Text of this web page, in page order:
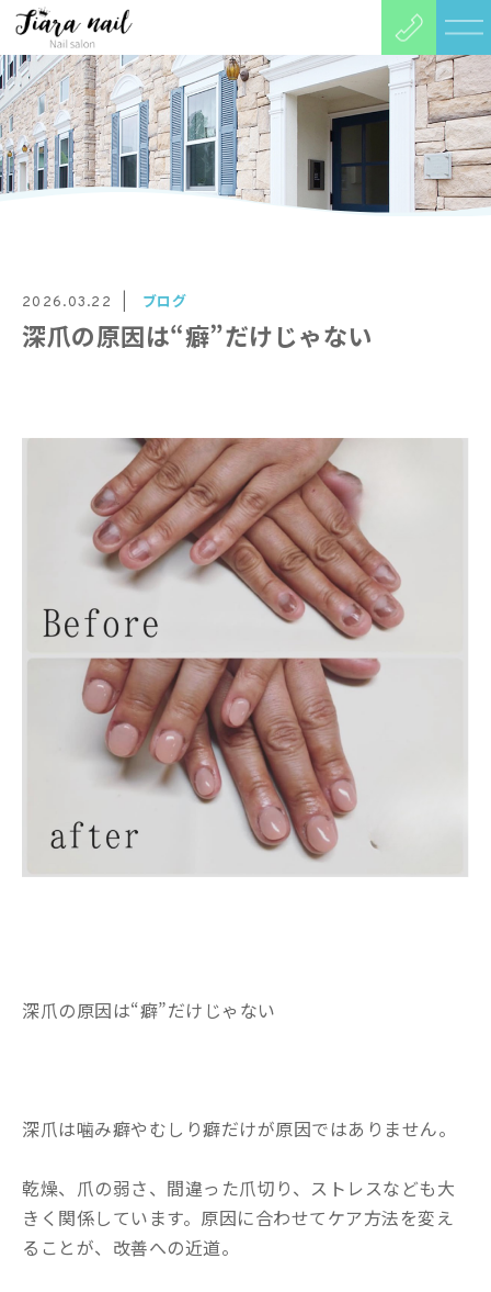
2026.03.22 ブログ
深爪の原因は“癖”だけじゃない
深爪の原因は“癖”だけじゃない
深爪は噛み癖やむしり癖だけが原因ではありません。
乾燥、爪の弱さ、間違った爪切り、ストレスなども大
きく関係しています。原因に合わせてケア方法を変え
ることが、改善への近道。